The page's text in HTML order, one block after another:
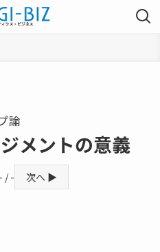
論
メントの意義
- / - 次へ ▶